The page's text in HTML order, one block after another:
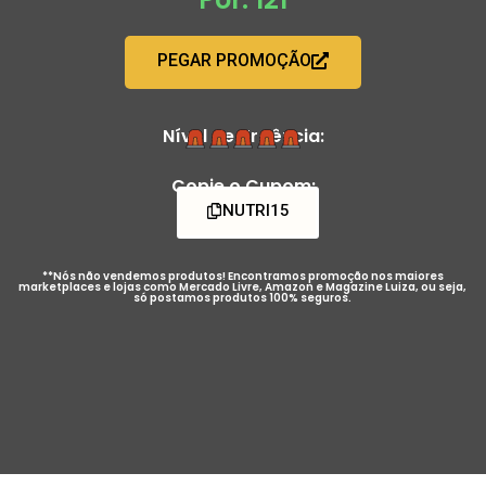
PEGAR PROMOÇÃO
Nível de Urgência:
Copie o Cupom:
NUTRI15
**Nós não vendemos produtos! Encontramos promoção nos maiores
marketplaces e lojas como Mercado Livre, Amazon e Magazine Luiza, ou seja,
só postamos produtos 100% seguros.